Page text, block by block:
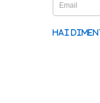
Hai